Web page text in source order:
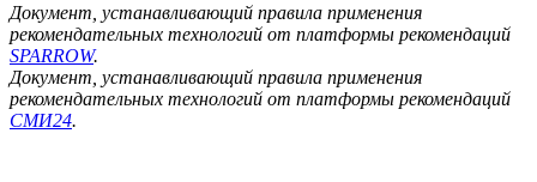
Документ, устанавливающий правила применения
рекомендательных технологий от платформы рекомендаций
SPARROW.
Документ, устанавливающий правила применения
рекомендательных технологий от платформы рекомендаций
СМИ24.